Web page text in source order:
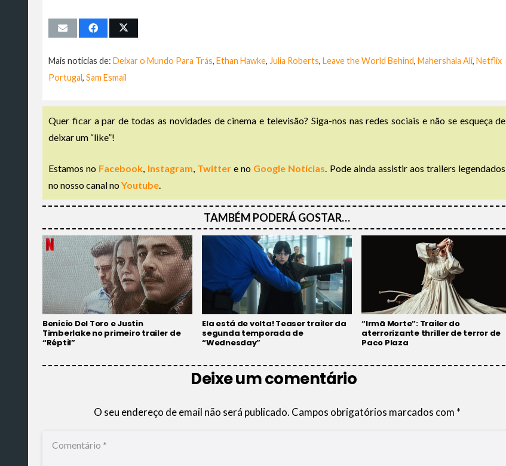
Mais notícias de: Deixar o Mundo Para Trás, Ethan Hawke, Julia Roberts, Leave the World Behind, Mahershala Ali, Netflix
Portugal, Sam Esmail
Quer ficar a par de todas as novidades de cinema e televisão? Siga-nos nas redes sociais e não se esqueça de
deixar um “like”!
Estamos no Facebook, Instagram, Twittere no Google Notícias. Pode ainda assistir aos trailers legendados
no nosso canal noYoutube.
TAMBÉM PODERÁ GOSTAR…
Benicio Del Toro e Justin
Timberlake no primeiro trailer de
“Réptil”
Ela está de volta! Teaser trailer da
segunda temporada de
“Wednesday”
“Irmã Morte”: Trailer do
aterrorizante thriller de terror de
Paco Plaza
Deixe um comentário
O seu endereço de email não será publicado. Campos obrigatórios marcados com *